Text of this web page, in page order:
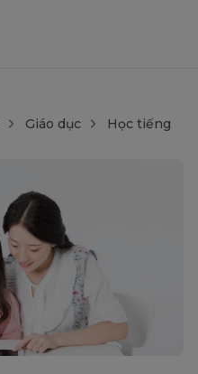
Giáo dục
Học tiếng